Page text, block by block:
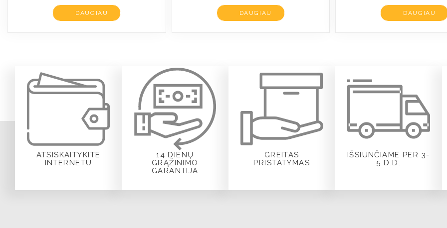
DAUGIAU DAUGIAU DAUGIAU
ATSISKAITYKITE
INTERNETU
14 DIENŲ
GRĄŽINIMO
GARANTIJA
GREITAS
PRISTATYMAS
IŠSIUNČIAME PER 3-
5 D.D.